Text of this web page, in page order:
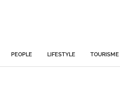
PEOPLE LIFESTYLE TOURISME